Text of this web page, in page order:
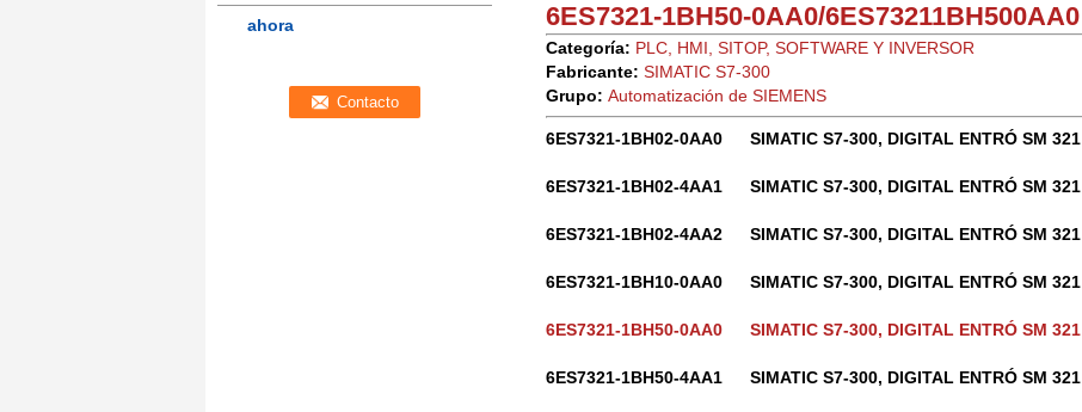
ahora 6ES7321-1BH50-0AA0/6ES73211BH500AA0
Categoría: PLC, HMI, SITOP, SOFTWARE Y INVERSOR
Fabricante: SIMATIC S7-300
Grupo: Automatización de SIEMENS
6ES7321-1BH02-0AA0 SIMATIC S7-300, DIGITAL ENTRÓ SM 321
6ES7321-1BH02-4AA1
SIMATIC S7-300, DIGITAL ENTRÓ SM 321
6ES7321-1BH02-4AA2
SIMATIC S7-300, DIGITAL ENTRÓ SM 321
6ES7321-1BH10-0AA0
SIMATIC S7-300, DIGITAL ENTRÓ SM 321
6ES7321-1BH50-0AA0
SIMATIC S7-300, DIGITAL ENTRÓ SM 321
6ES7321-1BH50-4AA1
SIMATIC S7-300, DIGITAL ENTRÓ SM 321